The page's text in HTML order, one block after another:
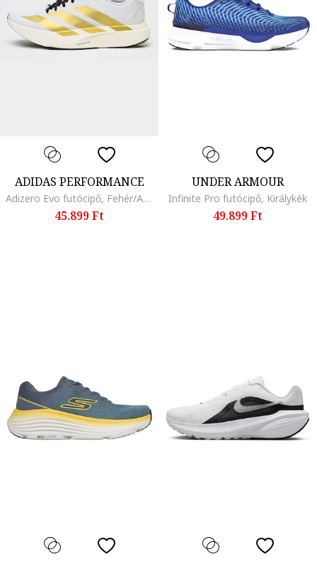
ADIDAS PERFORMANCE
Adizero Evo futócipő, Fehér/Aranyszín
45.899 Ft
UNDER ARMOUR
Infinite Pro futócipő, Királykék
49.899 Ft